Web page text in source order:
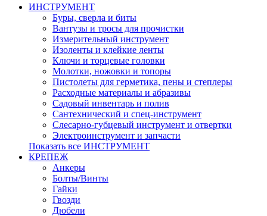
ИНСТРУМЕНТ
Буры, сверла и биты
Вантузы и тросы для прочистки
Измерительный инструмент
Изоленты и клейкие ленты
Ключи и торцевые головки
Молотки, ножовки и топоры
Пистолеты для герметика, пены и степлеры
Расходные материалы и абразивы
Садовый инвентарь и полив
Сантехнический и спец-инструмент
Слесарно-губцевый инструмент и отвертки
Электроинструмент и запчасти
Показать все ИНСТРУМЕНТ
КРЕПЕЖ
Анкеры
Болты/Винты
Гайки
Гвозди
Дюбели